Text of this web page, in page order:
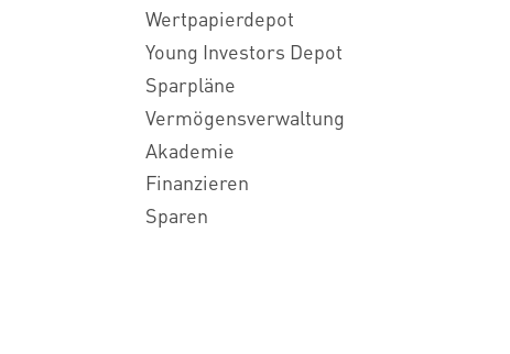
Wertpapierdepot
Young Investors Depot
Sparpläne
Vermögensverwaltung
Akademie
Finanzieren
Sparen